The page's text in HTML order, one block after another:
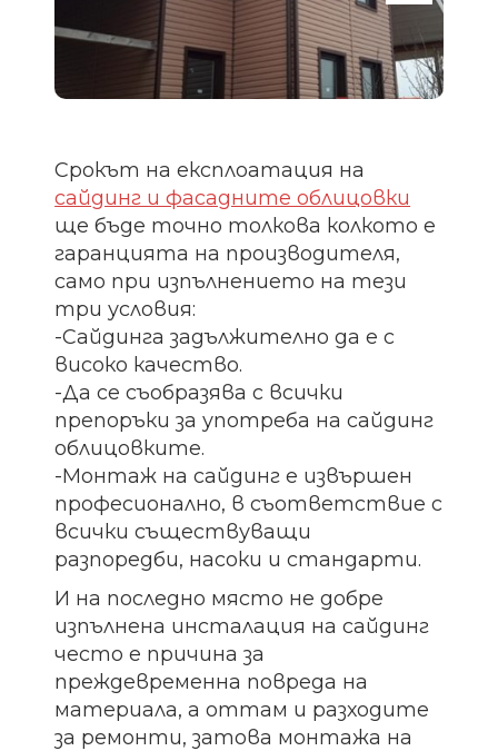
Срокът на експлоатация на
сайдинг и фасадните облицовки
ще бъде точно толкова колкото е
гаранцията на производителя,
само при изпълнението на тези
три условия:
-Сайдинга задължително да е с
високо качество.
-Да се съобразява с всички
препоръки за употреба на сайдинг
облицовките.
-Монтаж на сайдинг е извършен
професионално, в съответствие с
всички съществуващи
разпоредби, насоки и стандарти.
И на последно място не добре
изпълнена инсталация на сайдинг
често е причина за
преждевременна повреда на
материала, а оттам и разходите
за ремонти, затова монтажа на